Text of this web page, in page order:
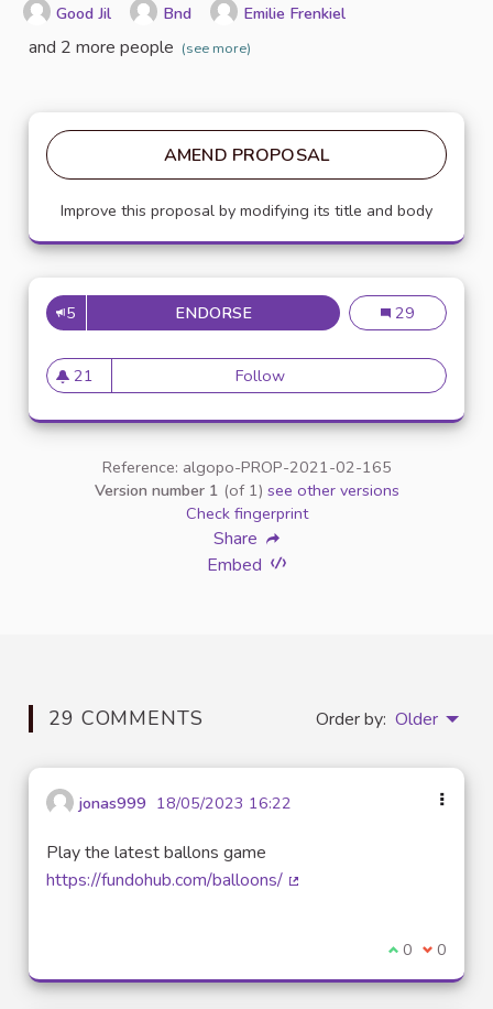
Good Jil Bnd Emilie Frenkiel
and 2 more people (see more)
AMEND PROPOSAL
Improve this proposal by modifying its title and body
5 ENDORSE CRÉATION D'UN PROJET
Création d'un
29
21
21 followers
FollowCréation d'un projet tutorat
Reference: algopo-PROP-2021-02-165
Version number 1 (of 1) see other versions
Check fingerprint
Share
Embed
29 COMMENTS Order by: Older
jonas999 18/05/2023 16:22
Play the latest ballons game
https://fundohub.com/balloons/
I agree with
0 I 0